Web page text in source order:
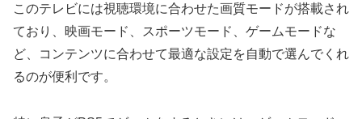
このテレビには視聴環境に合わせた画質モードが搭載され
ており、映画モード、スポーツモード、ゲームモードな
ど、コンテンツに合わせて最適な設定を自動で選んでくれ
るのが便利です。